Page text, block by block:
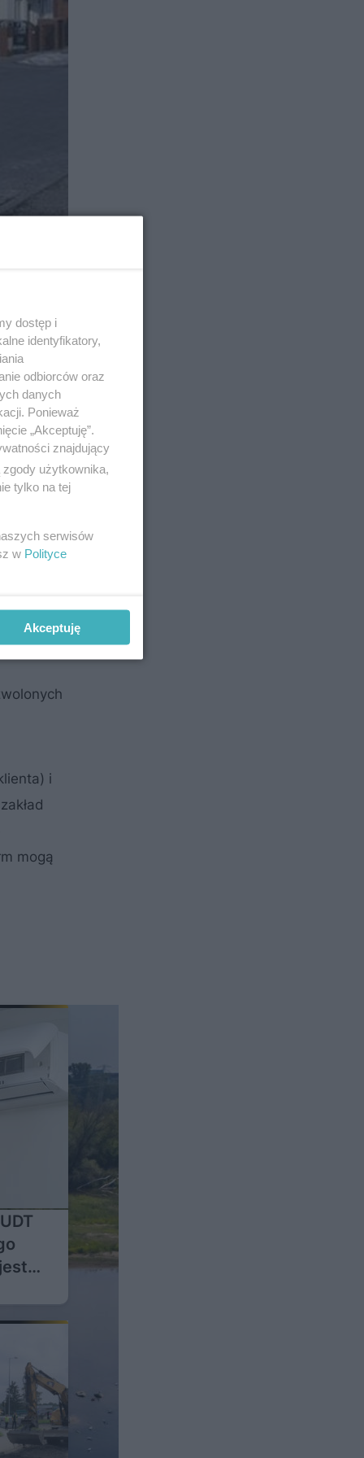
i
mogą
dostęp i
identyfikatory,
odbiorców oraz
danych
Ponieważ
„Akceptuję”.
znajdujący
użytkownika,
tylko na tej
serwisów
w Polityce
Akceptuję